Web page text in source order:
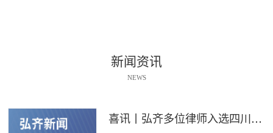
新闻资讯
NEWS
喜讯丨弘齐多位律师入选四川省破产管理人协会工作委员会委员